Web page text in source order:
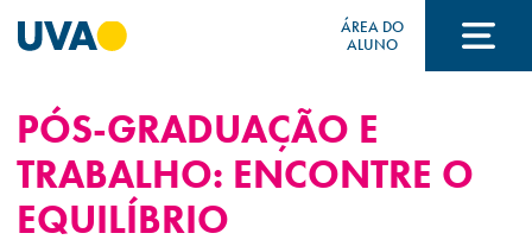
ÁREA DO
ALUNO
A UVA
CURSOS
PÓS-GRADUAÇÃO E
TRABALHO: ENCONTRE O
EQUILÍBRIO